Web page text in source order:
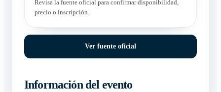
Revisa la fuente oficial para confirmar disponibilidad,
precio o inscripción.
Ver fuente oficial
Información del evento